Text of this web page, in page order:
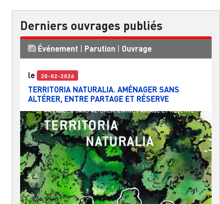
Derniers ouvrages publiés
Événement | Parution | Ouvrage
le 20-02-2026
TERRITORIA NATURALIA. AMÉNAGER SANS
ALTÉRER, ENTRE PARTAGE ET RÉSERVE